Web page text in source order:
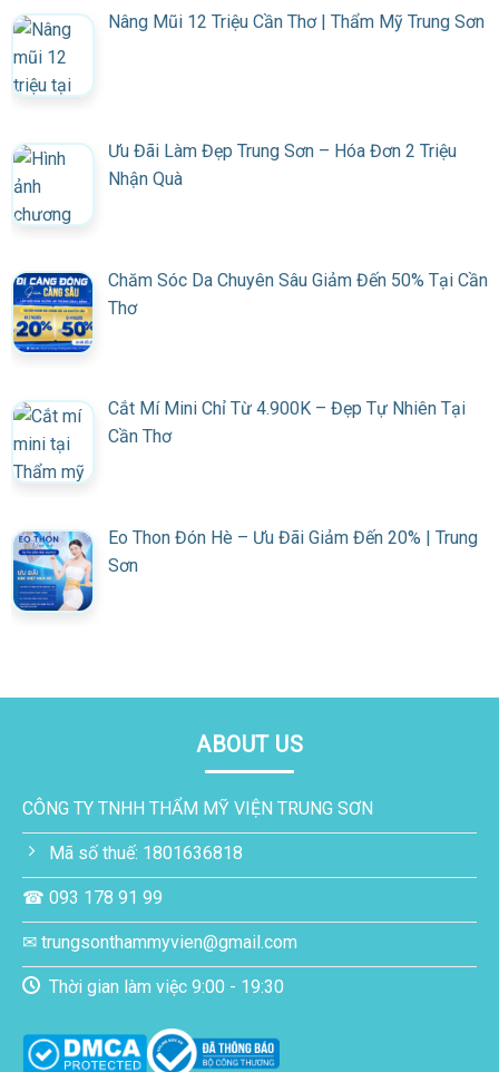
Nâng Mũi 12 Triệu Cần Thơ | Thẩm Mỹ Trung Sơn
Ưu Đãi Làm Đẹp Trung Sơn – Hóa Đơn 2 Triệu
Nhận Quà
Chăm Sóc Da Chuyên Sâu Giảm Đến 50% Tại Cần
Thơ
Cắt Mí Mini Chỉ Từ 4.900K – Đẹp Tự Nhiên Tại
Cần Thơ
Eo Thon Đón Hè – Ưu Đãi Giảm Đến 20% | Trung
Sơn
ABOUT US
CÔNG TY TNHH THẨM MỸ VIỆN TRUNG SƠN
Mã số thuế: 1801636818
☎ 093 178 91 99
✉ trungsonthammyvien@gmail.com
Thời gian làm việc 9:00 - 19:30